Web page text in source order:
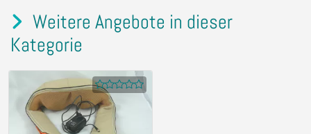
Weitere Angebote in dieser
Kategorie